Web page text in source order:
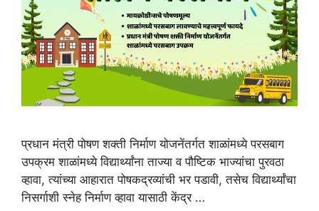
प्रधान मंत्री पोषण शक्ती निर्माण योजनेंतर्गत शाळांमध्ये परसबाग
उपक्रम शाळांमध्ये विद्यार्थ्यांना ताज्या व पौष्टिक भाज्यांचा पुरवठा
व्हावा, त्यांच्या आहारात पोषकद्रव्यांची भर पडावी, तसेच विद्यार्थ्यांचा
निसर्गाशी स्नेह निर्माण व्हावा यासाठी केंद्र …